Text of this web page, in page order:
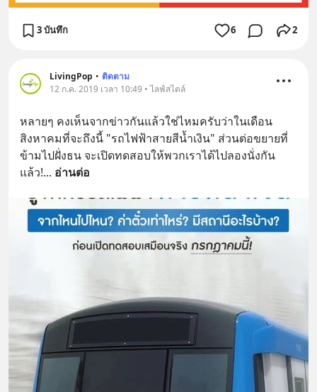
3 บันทึก 6 2
LivingPop • ติดตาม
12 ก.ค. 2019 เวลา 10:49 • ไลฟ์สไตล์
หลายๆ คงเห็นจากข่าวกันแล้วใช่ไหมครับว่าในเดือน
สิงหาคมที่จะถึงนี้ "รถไฟฟ้าสายสีน้ำเงิน" ส่วนต่อขยายที่
ข้ามไปฝั่งธน จะเปิดทดสอบให้พวกเราได้ไปลองนั่งกัน
แล้ว!... อ่านต่อ